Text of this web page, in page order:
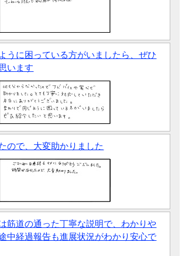
うに困っている方がいましたら、ぜひ
います
ので、大変助かりました
筋道の通った丁寧な説明で、わかりや
中経過報告も進展状況がわかり安心で